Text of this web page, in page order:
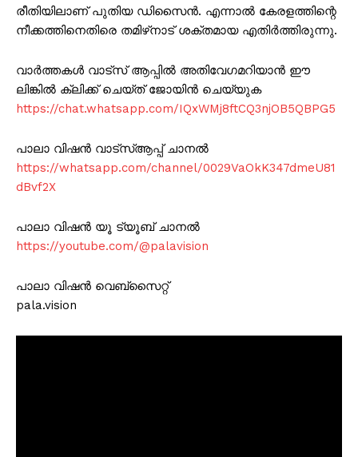
രീതിയിലാണ് പുതിയ ഡിസൈൻ. എന്നാൽ കേരളത്തിന്റെ
നീക്കത്തിനെതിരെ തമിഴ്‌നാട് ശക്തമായ എതിർത്തിരുന്നു.
വാർത്തകൾ വാട്സ് ആപ്പിൽ അതിവേഗമറിയാൻ ഈ
ലിങ്കിൽ ക്ലിക്ക് ചെയ്ത് ജോയിൻ ചെയ്യുക
https://chat.whatsapp.com/IQxWMj8ftCQ3njOB5QBPG5
പാലാ വിഷൻ വാട്സ്ആപ്പ് ചാനൽ
https://whatsapp.com/channel/0029VaOkK347dmeU81
dBvf2X
പാലാ വിഷൻ യൂ ട്യൂബ് ചാനൽ
https://youtube.com/@palavision
പാലാ വിഷൻ വെബ്സൈറ്റ്
pala.vision